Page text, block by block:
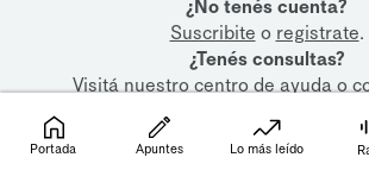
¿No tenés cuenta?
Suscribite o registrate.
¿Tenés consultas?
Visitá nuestrocentro de ayudao
Portada Apuntes Lo más leído